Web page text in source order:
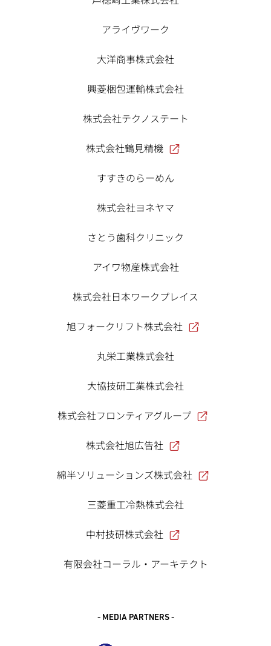
アライヴワーク
大洋商事株式会社
興菱梱包運輸株式会社
株式会社テクノステート
株式会社鶴見精機
すすきのらーめん
株式会社ヨネヤマ
さとう歯科クリニック
アイワ物産株式会社
株式会社日本ワークプレイス
旭フォークリフト株式会社
丸栄工業株式会社
大協技研工業株式会社
株式会社フロンティアグループ
株式会社旭広告社
綿半ソリューションズ株式会社
三菱重工冷熱株式会社
中村技研株式会社
有限会社コーラル・アーキテクト
- MEDIA PARTNERS -